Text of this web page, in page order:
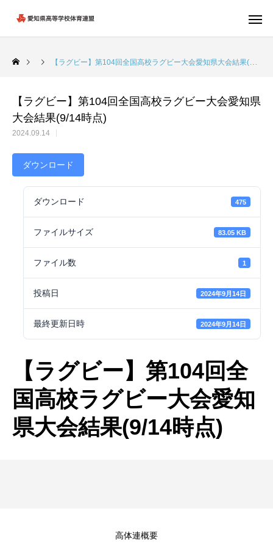
【ラグビー】第104回全国高校ラグビー大会愛知県大会結果(9/14時点)
【ラグビー】第104回全国高校ラグビー大会愛知県
大会結果(9/14時点)
2024.09.14
ダウンロード
ダウンロード 475
ファイルサイズ 83.05 KB
ファイル数 1
投稿日 2024年9月14日
最終更新日時 2024年9月14日
【ラグビー】第104回全
国高校ラグビー大会愛知
県大会結果(9/14時点)
高体連概要